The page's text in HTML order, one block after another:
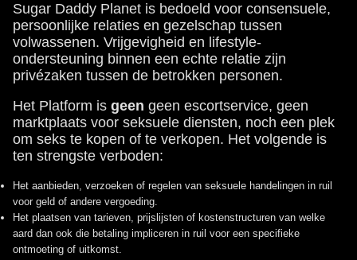
Sugar Daddy Planet is bedoeld voor consensuele,
persoonlijke relaties en gezelschap tussen
volwassenen. Vrijgevigheid en lifestyle-
ondersteuning binnen een echte relatie zijn
privézaken tussen de betrokken personen.
Het Platform is geen geen escortservice, geen
marktplaats voor seksuele diensten, noch een plek
om seks te kopen of te verkopen. Het volgende is
ten strengste verboden:
Het aanbieden, verzoeken of regelen van seksuele handelingen in ruil
voor geld of andere vergoeding.
Het plaatsen van tarieven, prijslijsten of kostenstructuren van welke
aard dan ook die betaling impliceren in ruil voor een specifieke
ontmoeting of uitkomst.